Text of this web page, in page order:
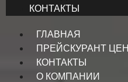
КОНТАКТЫ
ГЛАВНАЯ
ПРЕЙСКУРАНТ ЦЕН
КОНТАКТЫ
О КОМПАНИИ